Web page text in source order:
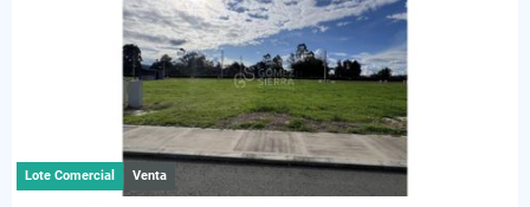
Lote Comercial Venta